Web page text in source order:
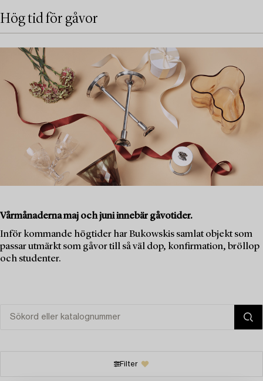
Hög tid för gåvor
Vårmånaderna maj och juni innebär gåvotider.
Inför kommande högtider har Bukowskis samlat objekt som
passar utmärkt som gåvor till så väl dop, konfirmation, bröllop
och studenter.
Filter